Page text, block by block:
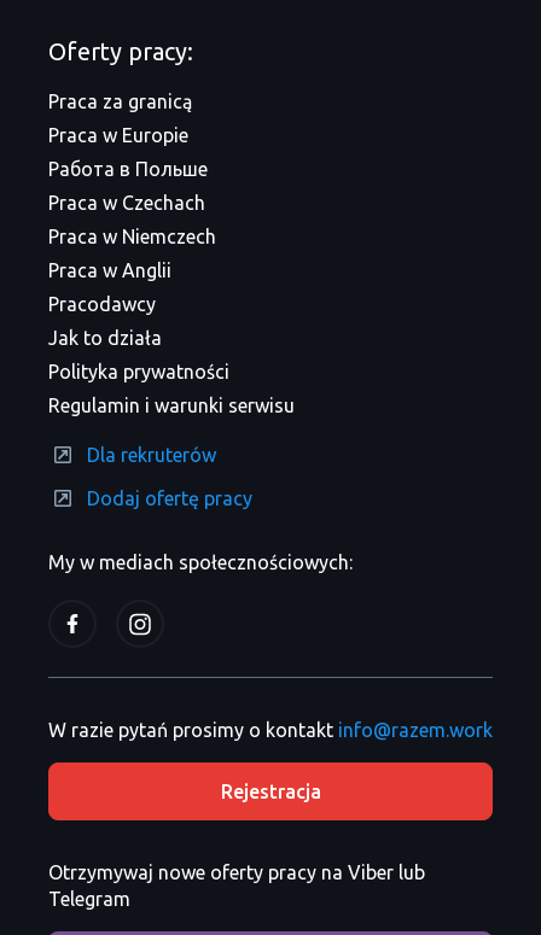
My w mediach społecznościowych:
Oferty pracy:
Praca za granicą
Praca w Europie
Работа в Польше
Praca w Czechach
Praca w Niemczech
Praca w Anglii
Pracodawcy
Jak to działa
Polityka prywatności
Regulamin i warunki serwisu
Dla rekruterów
Dodaj ofertę pracy
W razie pytań prosimy o kontakt info@razem.work
Rejestracja
Otrzymywaj nowe oferty pracy na Viber lub
Telegram